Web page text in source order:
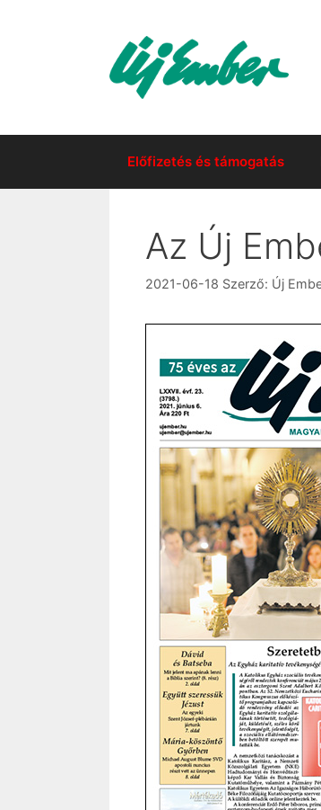
Előfizetés és támogatás
Az Új
2021-06-18 Szerző: Új